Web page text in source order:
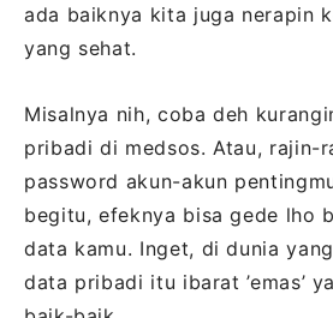
ada baiknya kita juga nerapin
yang sehat.
Misalnya nih, coba deh
pribadi di medsos. Atau, rajin-
password akun-akun
begitu, efeknya bisa gede lho
data kamu. Inget, di dunia
data pribadi itu ibarat ’emas’